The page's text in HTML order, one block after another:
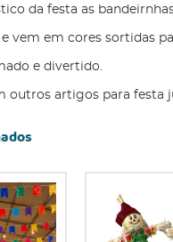
da festa as
vem em cores sortidas
e divertido.
outros artigos para festa